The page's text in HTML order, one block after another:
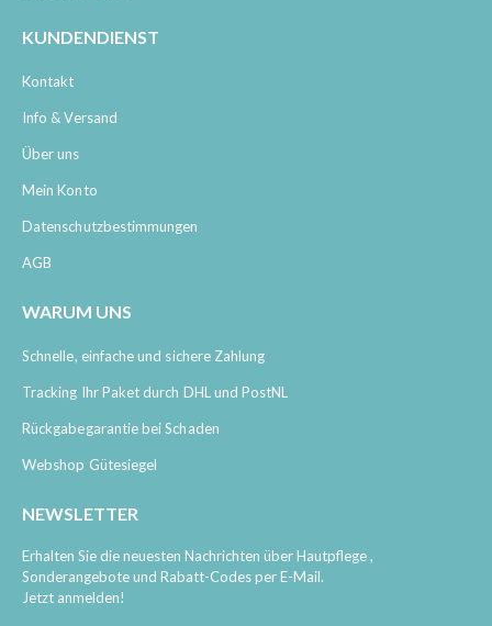
KUNDENDIENST
Kontakt
Info & Versand
Über uns
Mein Konto
Datenschutzbestimmungen
AGB
WARUM UNS
Schnelle, einfache und sichere Zahlung
Tracking Ihr Paket durch DHL und PostNL
Rückgabegarantie bei Schaden
Webshop Gütesiegel
NEWSLETTER
Erhalten Sie die neuesten Nachrichten über Hautpflege ,
Sonderangebote und Rabatt-Codes per E-Mail.
Jetzt anmelden!